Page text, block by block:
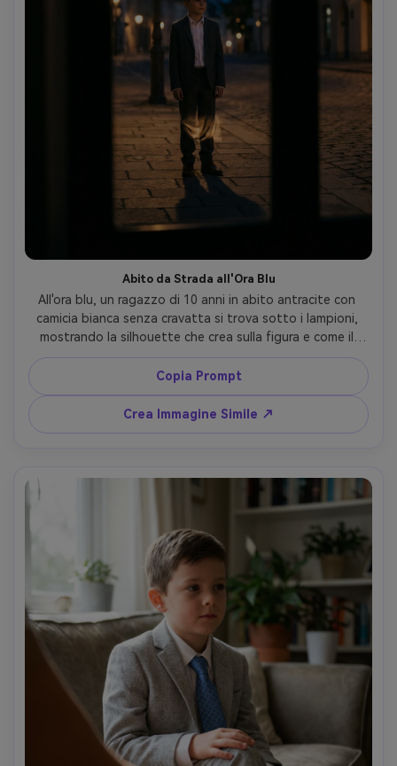
Abito da Strada all'Ora Blu
All'ora blu, un ragazzo di 10 anni in abito antracite con
camicia bianca senza cravatta si trova sotto i lampioni,
mostrando la silhouette che crea sulla figura e come il
tessuto cade sulle ginocchia; Nikon Z8 50mm, ritratto a
figura intera, contrasto cinematografico, ombre naturali -
-ar 4:5
Copia Prompt
Crea Immagine Simile ↗